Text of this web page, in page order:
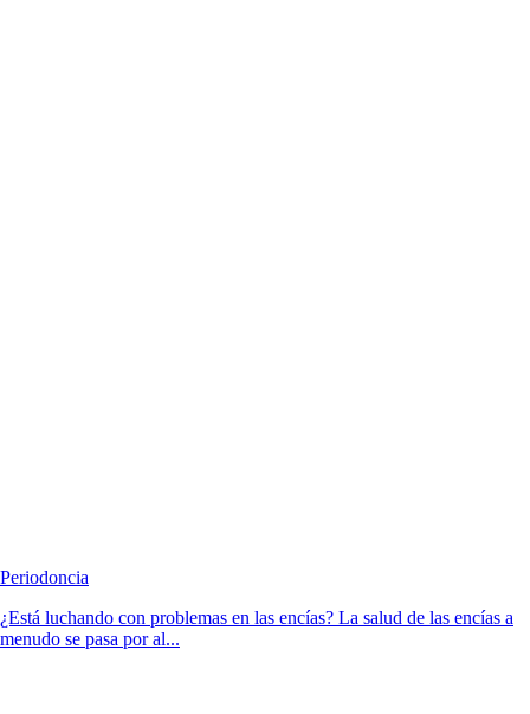
Periodoncia
¿Está luchando con problemas en las encías? La salud de las encías a
menudo se pasa por al...